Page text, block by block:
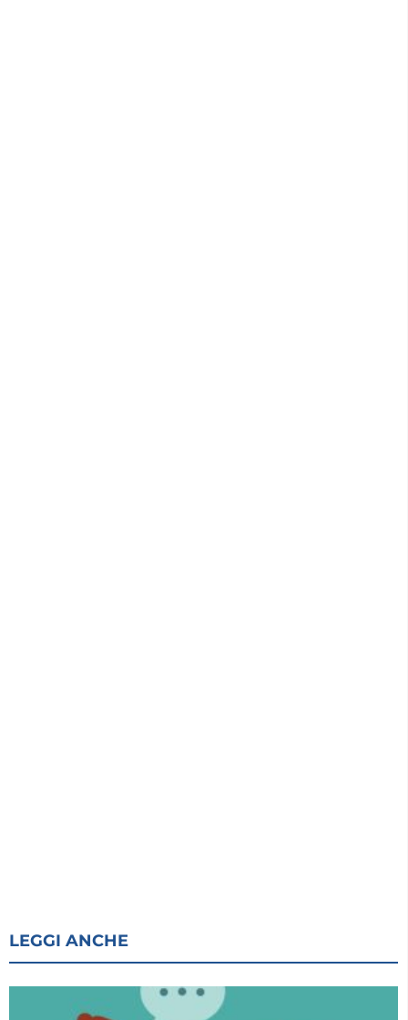
LEGGI ANCHE